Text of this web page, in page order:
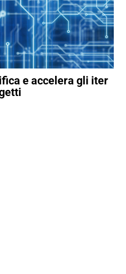
e accelera gli iter